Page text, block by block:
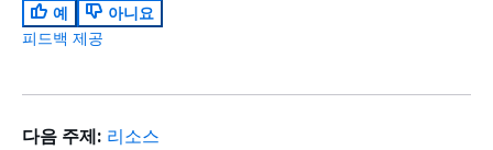
예
아니요
피드백 제공
다음 주제: 리소스